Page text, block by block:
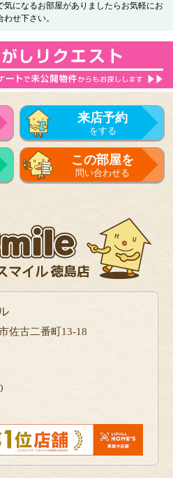
になるお部屋がありましたらお気軽にお
わせ下さい。
来店予約
をする
この部屋を
問い合わせる
佐古二番町13-18